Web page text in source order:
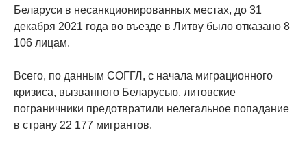
Беларуси в несанкционированных местах, до 31
декабря 2021 года во въезде в Литву было отказано 8
106 лицам.
Всего, по данным СОГГЛ, с начала миграционного
кризиса, вызванного Беларусью, литовские
пограничники предотвратили нелегальное попадание
в страну 22 177 мигрантов.